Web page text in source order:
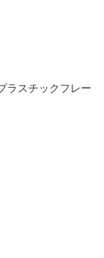
ラスチックフレー